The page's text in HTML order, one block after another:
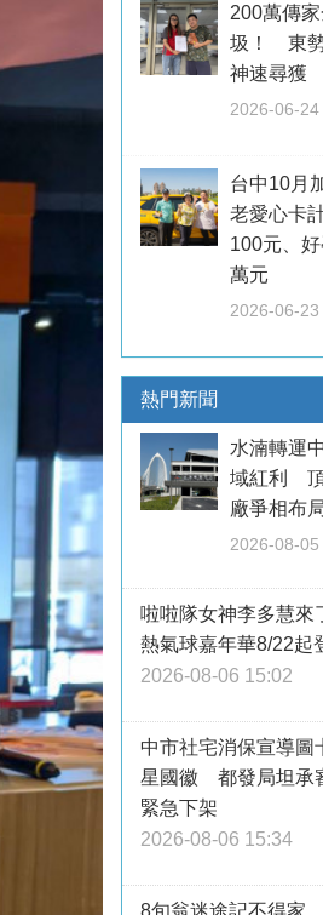
200萬傳
圾！ 東
神速尋獲
2026-06-24
台中10月
老愛心卡
100元、
萬元
2026-06-23
熱門新聞
水湳轉運
域紅利 頂
廠爭相布
2026-08-05
啦啦隊女神李多慧
熱氣球嘉年華8/22起
2026-08-06 15:02
中市社宅消保宣導圖
星國徽 都發局坦承
緊急下架
2026-08-06 15:34
8旬翁迷途記不得家